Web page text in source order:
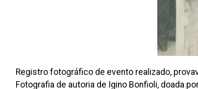
Registro fotográfico de evento realizado,
Fotografia de autoria de Igino Bonfioli, doada